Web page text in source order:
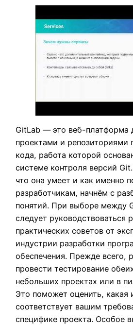
GitLab — это веб-платформа
проектами и репозиториями
кода, работа которой
системе контроля версий
что она умеет и как именно
разработчикам, начнём с
понятий. При выборе между
следует руководствоваться
практических советов от
индустрии разработки
обеспечения. Прежде всего,
провести тестирование
небольших проектах или в
Это поможет оценить, какая
соответствует вашим
специфике проекта. Особое